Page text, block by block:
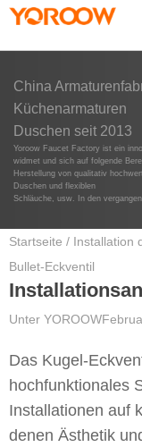
China
Küchenarmaturen
Duschen seit 2013
Yoroow Faucet Factory ist ein
widmet und sich auf folgende
Herstellung von qualitativ
Duschen und flexiblen
Schläuche, usw. In den
Startseite / Installation
Bullet-Eckventil
Unter YOROOW
Das Kugel-
hochfunktionales
Installationen auf
denen Ästhetik